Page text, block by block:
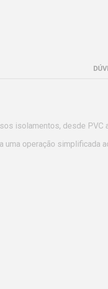
isolamentos, desde PVC
operação simplificada